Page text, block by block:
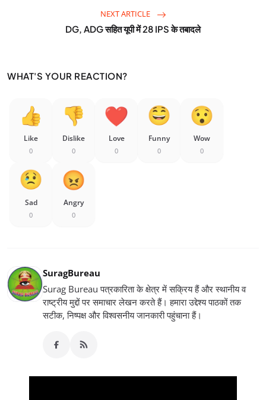
NEXT ARTICLE
DG, ADG सहित यूपी में 28 IPS के तबादले
WHAT'S YOUR REACTION?
Like
0
Dislike
0
Love
0
Funny
0
Wow
0
Sad
0
Angry
0
SuragBureau
Surag Bureau पत्रकारिता के क्षेत्र में सक्रिय हैं और स्थानीय व
राष्ट्रीय मुद्दों पर समाचार लेखन करते हैं। हमारा उद्देश्य पाठकों तक
सटीक, निष्पक्ष और विश्वसनीय जानकारी पहुंचाना हैं।